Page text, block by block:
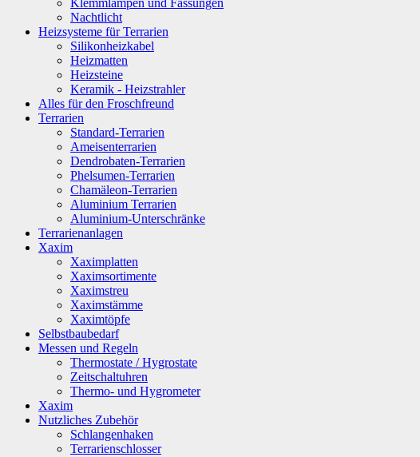
Nachtlicht
Heizsysteme für Terrarien
Silikonheizkabel
Heizmatten
Heizsteine
Keramik - Heizstrahler
Alles für den Froschfreund
Terrarien
Standard-Terrarien
Ameisenterrarien
Dendrobaten-Terrarien
Phelsumen-Terrarien
Chamäleon-Terrarien
Aluminium Terrarien
Aluminium-Unterschränke
Terrarienanlagen
Xaxim
Xaximplatten
Xaximsortimente
Xaximstreu
Xaximstämme
Xaximtöpfe
Selbstbaubedarf
Messen und Regeln
Thermostate / Hygrostate
Zeitschaltuhren
Thermo- und Hygrometer
Xaxim
Nutzliches Zubehör
Schlangenhaken
Terrarienschlosser